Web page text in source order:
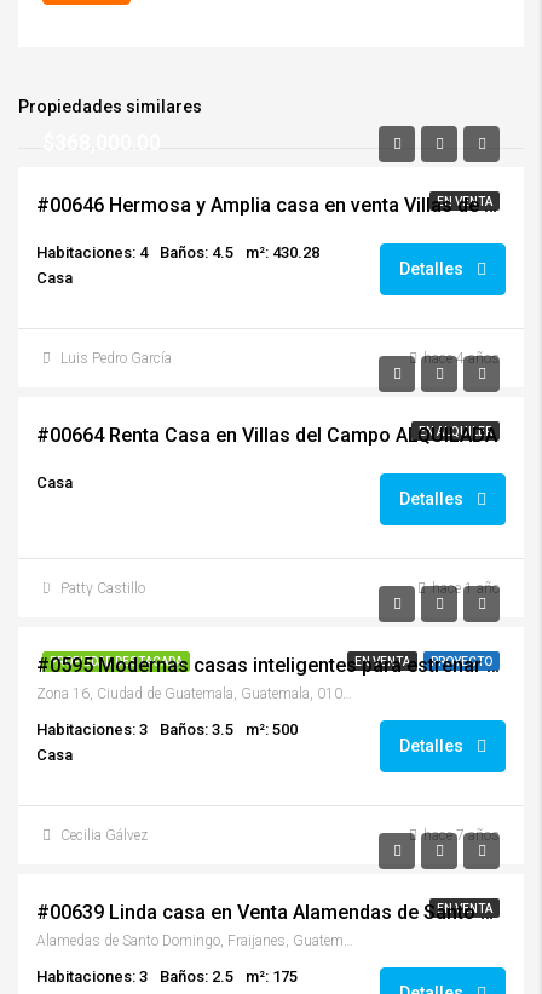
Propiedades similares
EN VENTA
$368,000.00
#00646 Hermosa y Amplia casa en venta Villas de Entreverdes
Habitaciones: 4 Baños: 4.5
m²: 430.28
Casa
Detalles
Luis Pedro García hace 4 años
EN ALQUILER
#00664 Renta Casa en Villas del Campo ALQUILADA
Casa
Detalles
Patty Castillo hace 1 año
PROPIEDAD DESTACADA EN VENTA PROYECTO
desde
$400,000.00
#0595 Modernas casas inteligentes para estrenar zona 16
Zona 16, Ciudad de Guatemala, Guatemala, 01016, Guatemala
Habitaciones: 3 Baños: 3.5
m²: 500
Casa
Detalles
Cecilia Gálvez hace 7 años
EN VENTA
#00639 Linda casa en Venta Alamendas de Santo Domingo km.30 CES
Alamedas de Santo Domingo, Fraijanes, Guatemala
Habitaciones: 3 Baños: 2.5
m²: 175